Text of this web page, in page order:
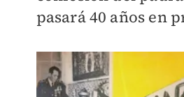
pasará 40 años en